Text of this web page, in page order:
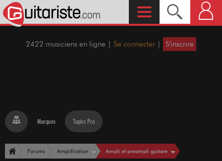
2422 musiciens en ligne | Se connecter | S'inscrire
Marques Topics Pro
Forums Amplification Ampli et préampli guitare